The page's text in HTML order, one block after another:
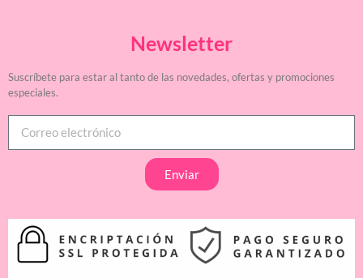
Newsletter
Suscríbete para estar al tanto de las novedades, ofertas y promociones
especiales.
Enviar